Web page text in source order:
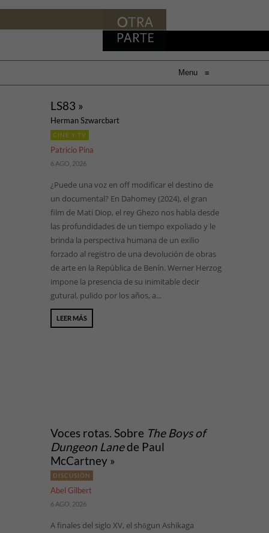
Menu ≡
LS83 »
Herman Szwarcbart
CINE Y TV
Patricio Pina
6 AGO, 2026
¿Puede una voz en off modificar el destino de
un documental? En Dahomey (2024), el gran
film de Mati Diop, el rey Ghezo nos habla desde
las profundidades de un tiempo expoliado y le
brinda la perspectiva humana de un exilio
forzado al registro de una devolución de obras
de arte en la República de Benín. Werner Herzog
impone la presencia de su inimitable decir
gutural, pulido por los años, a...
LEER MÁS
Voces rotas. Sobre The Boys of
Dungeon Lanede Paul
McCartney »
DISCUSIÓN
Abel Gilbert
6 AGO, 2026
A finales del siglo XV, el shōgun Ashikaga